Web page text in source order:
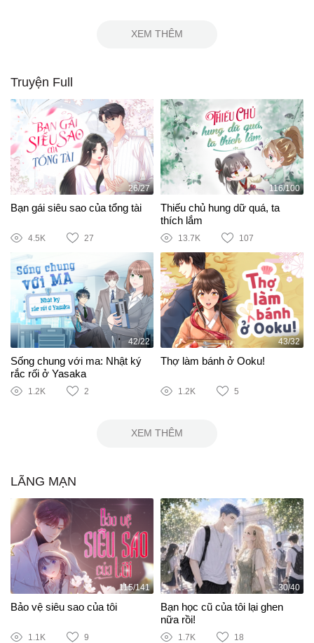
XEM THÊM
Truyện Full
26/27
Bạn gái siêu sao của tổng tài
4.5K 27
116/100
Thiếu chủ hung dữ quá, ta
thích lắm
13.7K 107
42/22
Sống chung với ma: Nhật ký
rắc rối ở Yasaka
1.2K 2
43/32
Thợ làm bánh ở Ooku!
1.2K 5
XEM THÊM
LÃNG MẠN
115/141
Bảo vệ siêu sao của tôi
1.1K 9
30/40
Bạn học cũ của tôi lại ghen
nữa rồi!
1.7K 18